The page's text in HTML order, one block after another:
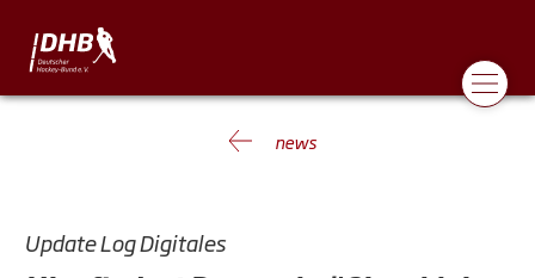
news
Update Log Digitales